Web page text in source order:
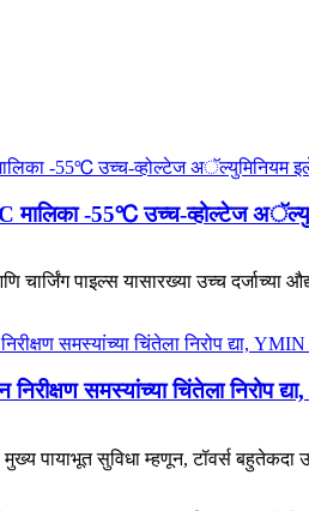
-55℃ उच्च-व्होल्टेज
चार्जिंग पाइल्स यासारख्या उच्च दर्जाच्या
निरीक्षण समस्यांच्या चिंतेला
पायाभूत सुविधा म्हणून, टॉवर्स